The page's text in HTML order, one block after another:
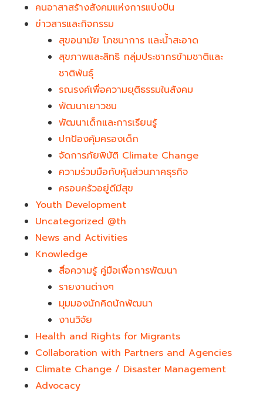
คนอาสาสร้างสังคมแห่งการแบ่งปัน
ข่าวสารและกิจกรรม
สุขอนามัย โภชนาการ และน้ำสะอาด
สุขภาพและสิทธิ กลุ่มประชากรข้ามชาติและ
ชาติพันธุ์
รณรงค์เพื่อความยุติธรรมในสังคม
พัฒนาเยาวชน
พัฒนาเด็กและการเรียนรู้
ปกป้องคุ้มครองเด็ก
จัดการภัยพิบัติ Climate Change
ความร่วมมือกับหุ้นส่วนภาคธุรกิจ
ครอบครัวอยู่ดีมีสุข
Youth Development​
Uncategorized @th
News and Activities
Knowledge
สื่อความรู้ คู่มือเพื่อการพัฒนา
รายงานต่างๆ
มุมมองนักคิดนักพัฒนา
งานวิจัย
Health and Rights for Migrants
Collaboration with Partners and Agencies
Climate Change / Disaster Management
Advocacy